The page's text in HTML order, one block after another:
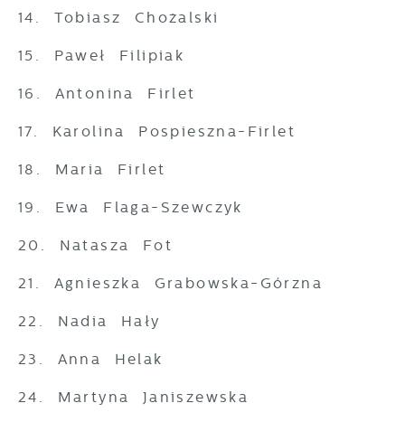
14. Tobiasz Chożalski
15. Paweł Filipiak
16. Antonina Firlet
17. Karolina Pospieszna-Firlet
18. Maria Firlet
19. Ewa Flaga-Szewczyk
20. Natasza Fot
21. Agnieszka Grabowska-Górzna
22. Nadia Hały
23. Anna Helak
24. Martyna Janiszewska